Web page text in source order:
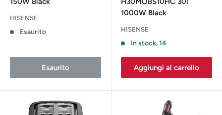
HISENSE
Esaurito
Esaurito
1000W Black
HISENSE
In stock, 14
Aggiungi al carrello